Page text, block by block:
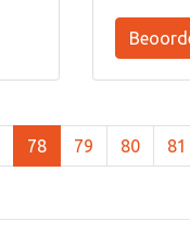
78 79 80 81